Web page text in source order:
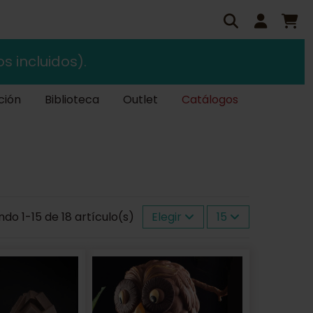
incluidos).
Biblioteca Outlet Catálogos
1-15 de 18 artículo(s) Elegir 15